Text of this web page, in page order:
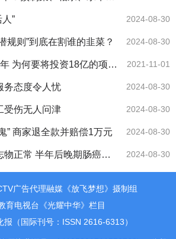
” 2024-08-30
规则”到底在割谁的韭菜？ 2024-08-30
目
2021-11-01
务态度令人忧 2024-08-30
受伤无人问津 2024-08-30
” 商家退全款并赔偿1万元 2024-08-30
物正常 半年后晚期肠癌找
2024-08-30
广告代理融媒《放飞梦想》摄制组
育电视台《光耀中华》栏目
报（国际刊号：ISSN 2616-6313）